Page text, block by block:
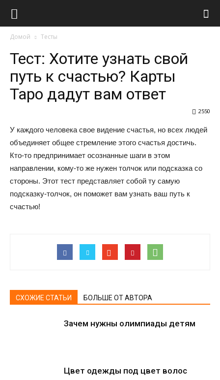
Домой Тесты
Тест: Хотите узнать свой
путь к счастью? Карты
Таро дадут вам ответ
2550
У каждого человека свое видение счастья, но всех людей
объединяет общее стремление этого счастья достичь.
Кто-то предпринимает осознанные шаги в этом
направлении, кому-то же нужен толчок или подсказка со
стороны. Этот тест представляет собой ту самую
подсказку-толчок, он поможет вам узнать ваш путь к
счастью!
СХОЖИЕ СТАТЬИ БОЛЬШЕ ОТ АВТОРА
Зачем нужны олимпиады детям
Цвет одежды под цвет волос